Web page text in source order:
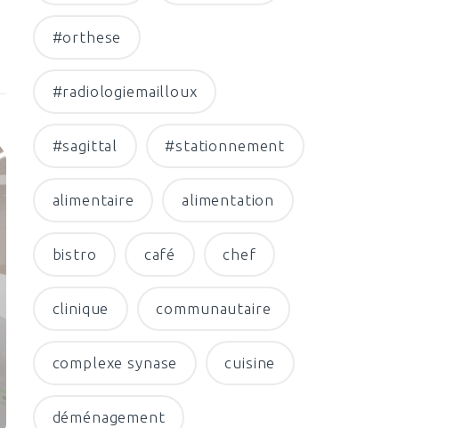
#orthese
#radiologiemailloux
#sagittal #stationnement
alimentaire alimentation
bistro café chef
clinique communautaire
complexe synase cuisine
déménagement